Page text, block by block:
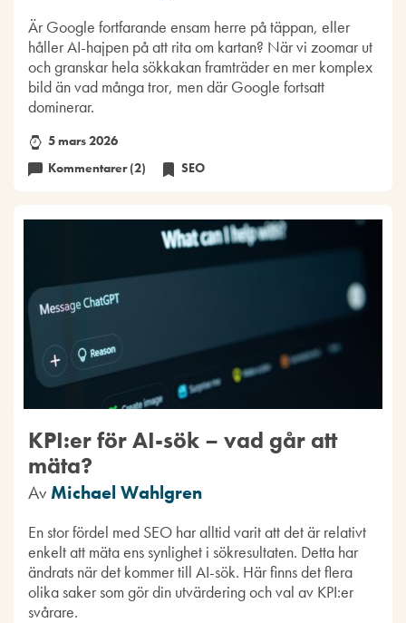
Är Google fortfarande ensam herre på täppan, eller
håller AI-hajpen på att rita om kartan? När vi zoomar ut
och granskar hela sökkakan framträder en mer komplex
bild än vad många tror, men där Google fortsatt
dominerar.
5 mars 2026
Kommentarer (2)
SEO
KPI:er för AI-sök – vad går att
mäta?
Av Michael Wahlgren
En stor fördel med SEO har alltid varit att det är relativt
enkelt att mäta ens synlighet i sökresultaten. Detta har
ändrats när det kommer till AI-sök. Här finns det flera
olika saker som gör din utvärdering och val av KPI:er
svårare.